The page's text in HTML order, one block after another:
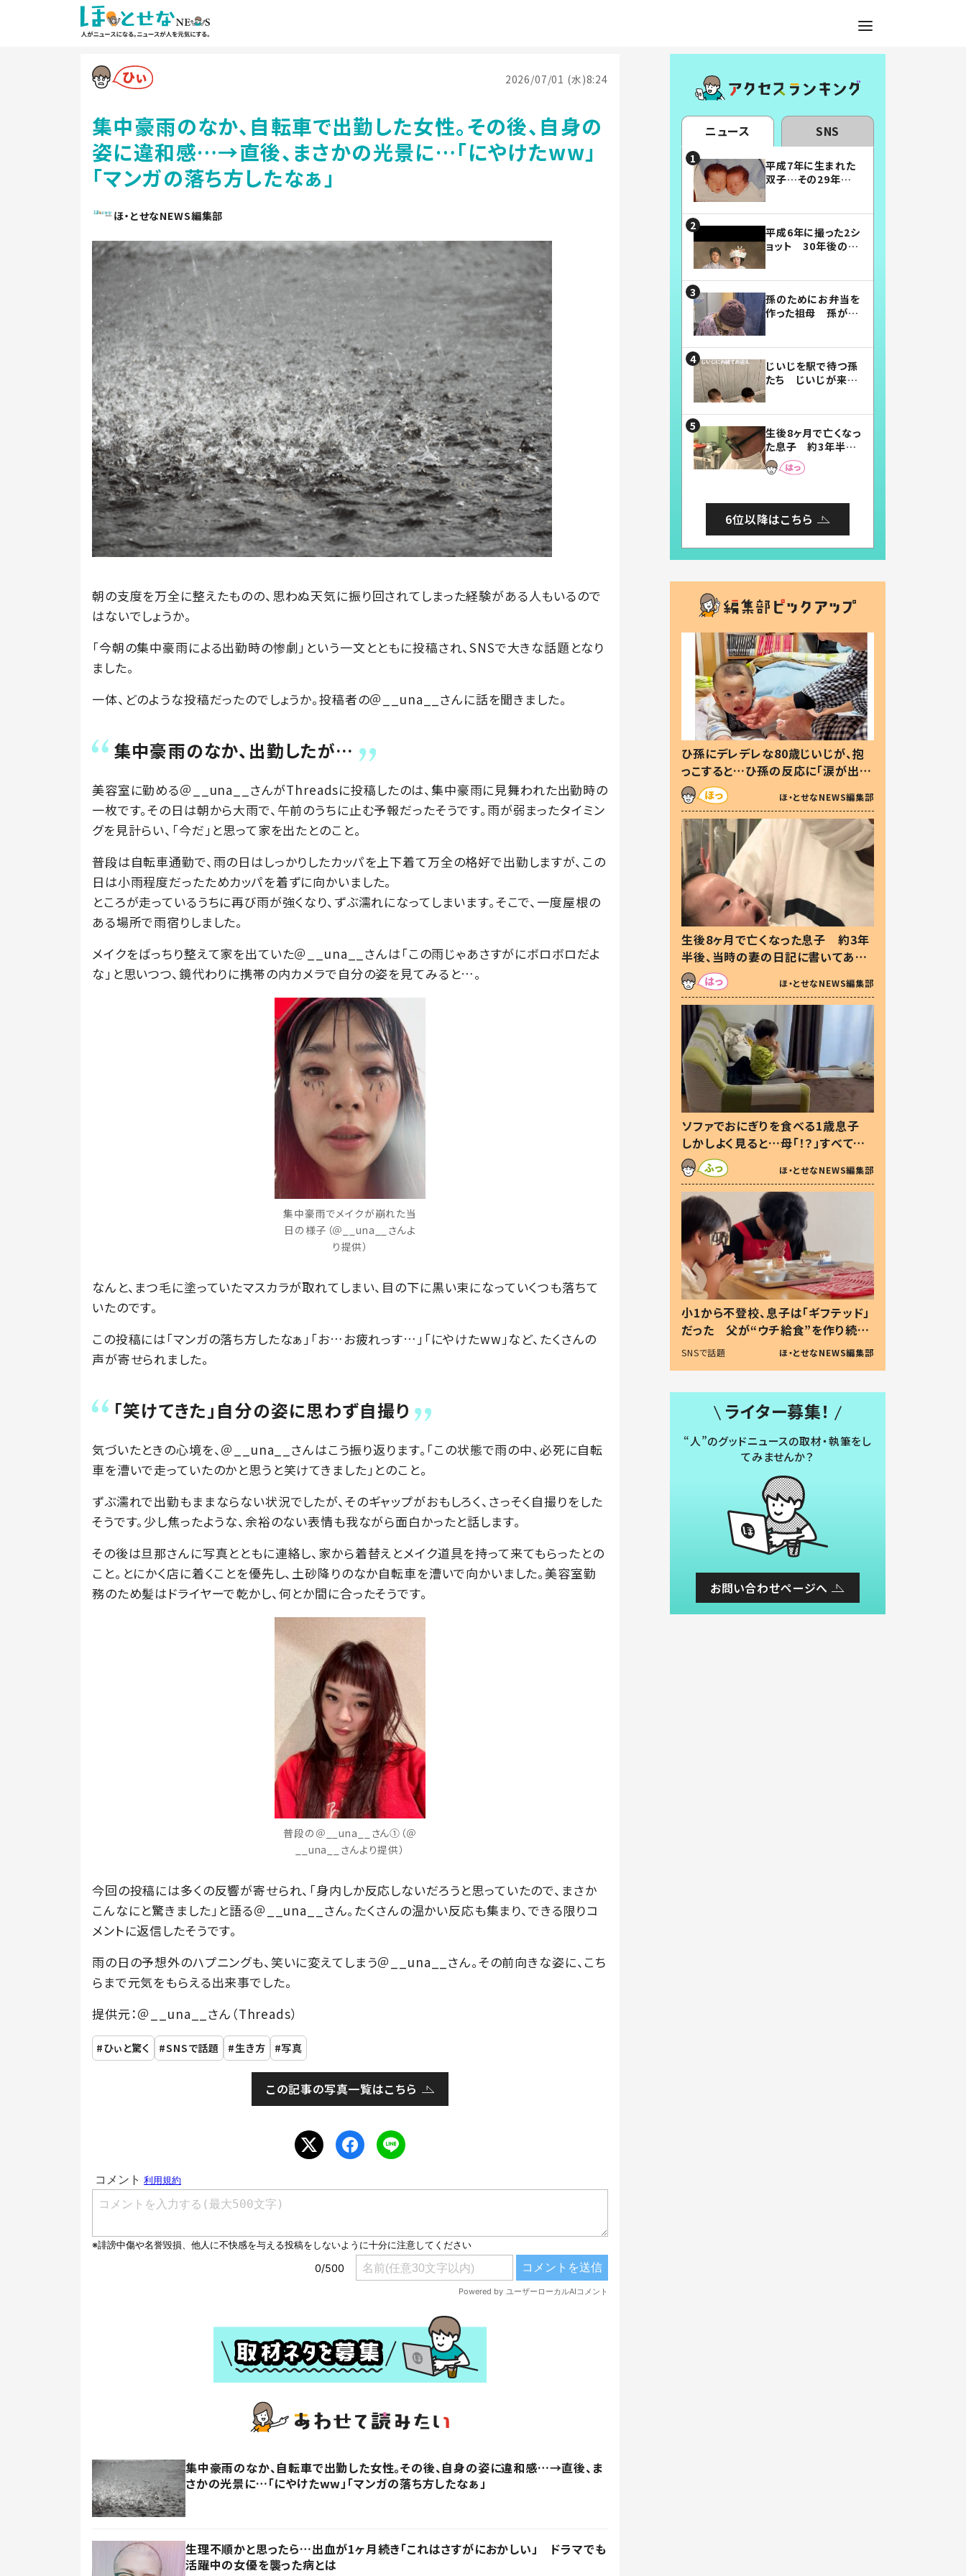
2026/07/01 (水)8:24
集中豪雨のなか、自転車で出勤した女性。その後、自身の
姿に違和感…→直後、まさかの光景に…「にやけたww」
「マンガの落ち方したなぁ」
ほ・とせなNEWS編集部
朝の支度を万全に整えたものの、思わぬ天気に振り回されてしまった経験がある人もいるので
はないでしょうか。
「今朝の集中豪雨による出勤時の惨劇」という一文とともに投稿され、SNSで大きな話題となり
ました。
一体、どのような投稿だったのでしょうか。投稿者の＠__una__さんに話を聞きました。
集中豪雨のなか、出勤したが…
美容室に勤める＠__una__さんがThreadsに投稿したのは、集中豪雨に見舞われた出勤時の
一枚です。その日は朝から大雨で、午前のうちに止む予報だったそうです。雨が弱まったタイミン
グを見計らい、「今だ」と思って家を出たとのこと。
普段は自転車通勤で、雨の日はしっかりしたカッパを上下着て万全の格好で出勤しますが、この
日は小雨程度だったためカッパを着ずに向かいました。
ところが走っているうちに再び雨が強くなり、ずぶ濡れになってしまいます。そこで、一度屋根の
ある場所で雨宿りしました。
メイクをばっちり整えて家を出ていた＠__una__さんは「この雨じゃあさすがにボロボロだよ
な」と思いつつ、鏡代わりに携帯の内カメラで自分の姿を見てみると…。
集中豪雨でメイクが崩れた当
日の様子（＠__una__さんよ
り提供）
なんと、まつ毛に塗っていたマスカラが取れてしまい、目の下に黒い束になっていくつも落ちて
いたのです。
この投稿には「マンガの落ち方したなぁ」「お…お疲れっす…」「にやけたww」など、たくさんの
声が寄せられました。
「笑けてきた」自分の姿に思わず自撮り
気づいたときの心境を、＠__una__さんはこう振り返ります。「この状態で雨の中、必死に自転
車を漕いで走っていたのかと思うと笑けてきました」とのこと。
ずぶ濡れで出勤もままならない状況でしたが、そのギャップがおもしろく、さっそく自撮りをした
そうです。少し焦ったような、余裕のない表情も我ながら面白かったと話します。
その後は旦那さんに写真とともに連絡し、家から着替えとメイク道具を持って来てもらったとの
こと。とにかく店に着くことを優先し、土砂降りのなか自転車を漕いで向かいました。美容室勤
務のため髪はドライヤーで乾かし、何とか間に合ったそうです。
普段の＠__una__さん①（＠
__una__さんより提供）
今回の投稿には多くの反響が寄せられ、「身内しか反応しないだろうと思っていたので、まさか
こんなにと驚きました」と語る＠__una__さん。たくさんの温かい反応も集まり、できる限りコ
メントに返信したそうです。
雨の日の予想外のハプニングも、笑いに変えてしまう＠__una__さん。その前向きな姿に、こち
らまで元気をもらえる出来事でした。
提供元：＠__una__さん（Threads）
ひぃと驚く SNSで話題 生き方 写真
この記事の写真一覧はこちら
集中豪雨のなか、自転車で出勤した女性。その後、自身の姿に違和感…→直後、ま
さかの光景に…「にやけたww」「マンガの落ち方したなぁ」
生理不順かと思ったら…出血が1ヶ月続き「これはさすがにおかしい」 ドラマでも
活躍中の女優を襲った病とは
ニュース SNS
平成7年に生まれた
双子…その29年後
平成6年に撮った2シ
ョット 30年後の姿
孫のためにお弁当を
作った祖母 孫が絶
じいじを駅で待つ孫
たち じいじが来た
まらない」「幸せにな
れる」
生後8ヶ月で亡くなっ
た息子 約3年半
後、当時の妻の日記
に書いてあった本音
6位以降はこちら
ひ孫にデレデレな80歳じいじが、抱
っこすると…ひ孫の反応に「涙が出ま
した」「可愛くて仕方ない」
ほ・とせなNEWS編集部
生後8ヶ月で亡くなった息子 約3年
半後、当時の妻の日記に書いてあっ
た本音とは
ほ・とせなNEWS編集部
ソファでおにぎりを食べる1歳息子
しかしよく見ると…母「！？」すべてを
察した母の投稿に「可愛いから許
す！」「現行犯〜」
ほ・とせなNEWS編集部
小1から不登校、息子は「ギフテッド」
だった 父が“ウチ給食”を作り続け
る理由とは #令和の親 #令和の子
SNSで話題 ほ・とせなNEWS編集部
ライター募集！
“人”のグッドニュースの取材・執筆をし
てみませんか？
お問い合わせページへ